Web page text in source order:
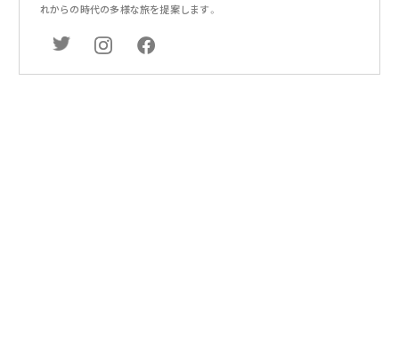
れからの時代の多様な旅を提案します。